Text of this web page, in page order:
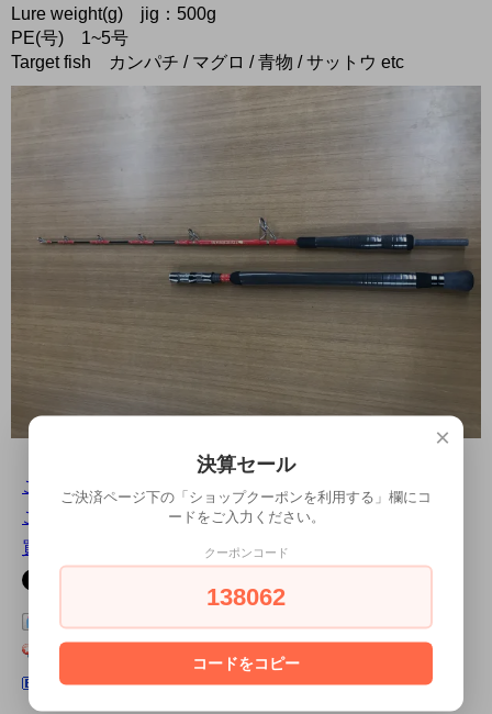
Lure weight(g) jig：500g
PE(号) 1~5号
Target fish カンパチ / マグロ / 青物 / サットウ etc
この商品について問い合わせる
この商品を友達に教える
買い物を続ける
この商品をログピでつぶやく
Yahoo!ブックマークに登録する
はてなブックマークに登録する
×
決算セール
ご決済ページ下の「ショップクーポンを利用する」欄にコ
ードをご入力ください。
クーポンコード
138062
コードをコピー